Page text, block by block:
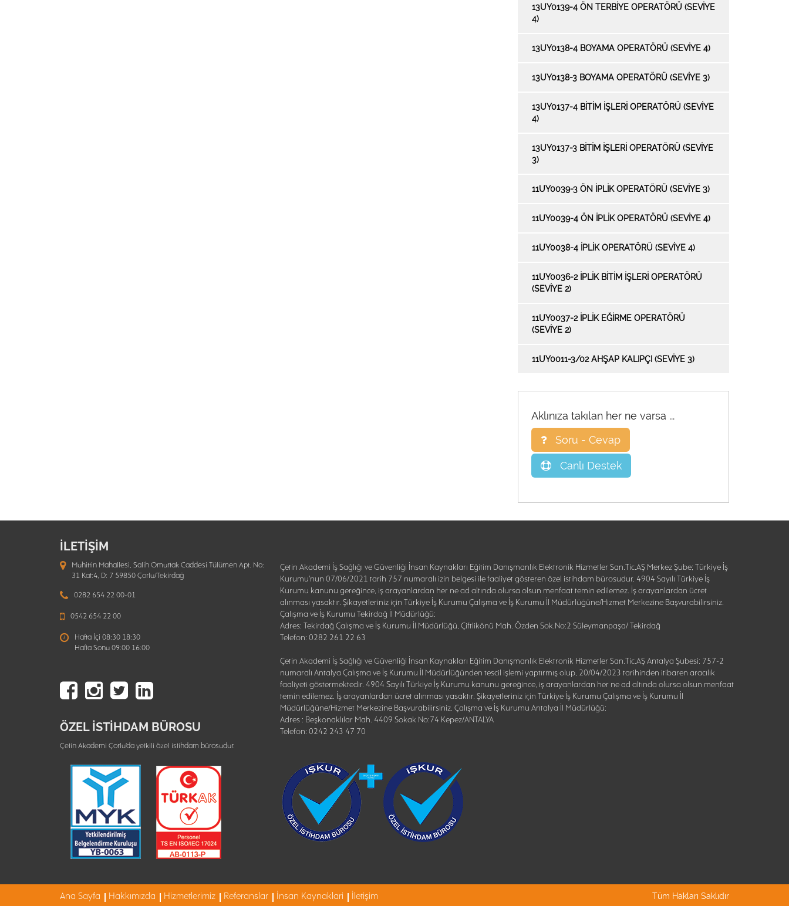
13UY0139-4 ÖN TERBİYE OPERATÖRÜ (SEVIYE
4)
13UY0138-4 BOYAMA OPERATÖRÜ (SEVIYE 4)
13UY0138-3 BOYAMA OPERATÖRÜ (SEVIYE 3)
13UY0137-4 BİTİM İŞLERİ OPERATÖRÜ (SEVIYE
4)
13UY0137-3 BİTİM İŞLERİ OPERATÖRÜ (SEVIYE
3)
11UY0039-3 ÖN İPLİK OPERATÖRÜ (SEVIYE 3)
11UY0039-4 ÖN İPLİK OPERATÖRÜ (SEVIYE 4)
11UY0038-4 İPLİK OPERATÖRÜ (SEVIYE 4)
11UY0036-2 İPLİK BİTİM İŞLERİ OPERATÖRÜ
(SEVIYE 2)
11UY0037-2 İPLİK EĞİRME OPERATÖRÜ
(SEVIYE 2)
11UY0011-3/02 AHŞAP KALIPÇI (SEVİYE 3)
Aklınıza takılan her ne varsa ...
Soru - Cevap
Canlı Destek
İLETİŞİM
Muhittin Mahallesi, Salih Omurtak Caddesi Tülümen Apt. No:
31 Kat:4, D: 7 59850 Çorlu/Tekirdağ
0282 654 22 00-01
0542 654 22 00
Hafta İçi 08:30 18:30
Hafta Sonu 09:00 16:00
ÖZEL İSTİHDAM BÜROSU
Çetin Akademi Çorlu'da yetkili özel istihdam bürosudur.
Çetin Akademi İş Sağlığı ve Güvenliği İnsan Kaynakları Eğitim Danışmanlık Elektronik Hizmetler San.Tic.AŞ Merkez Şube; Türkiye İş
Kurumu'nun 07/06/2021 tarih 757 numaralı izin belgesi ile faaliyet gösteren özel istihdam bürosudur. 4904 Sayılı Türkiye İş
Kurumu kanunu gereğince, iş arayanlardan her ne ad altında olursa olsun menfaat temin edilemez. İş arayanlardan ücret
alınması yasaktır. Şikayetleriniz için Türkiye İş Kurumu Çalışma ve İş Kurumu İl Müdürlüğüne/Hizmet Merkezine Başvurabilirsiniz.
Çalışma ve İş Kurumu Tekirdağ İl Müdürlüğü:
Adres: Tekirdağ Çalışma ve İş Kurumu İl Müdürlüğü, Çiftlikönü Mah. Özden Sok.No:2 Süleymanpaşa/ Tekirdağ
Telefon: 0282 261 22 63
Çetin Akademi İş Sağlığı ve Güvenliği İnsan Kaynakları Eğitim Danışmanlık Elektronik Hizmetler San.Tic.AŞ Antalya Şubesi: 757-2
numaralı Antalya Çalışma ve İş Kurumu İl Müdürlüğünden tescil işlemi yaptırmış olup, 20/04/2023 tarihinden itibaren aracılık
faaliyeti göstermektedir. 4904 Sayılı Türkiye İş Kurumu kanunu gereğince, iş arayanlardan her ne ad altında olursa olsun menfaat
temin edilemez. İş arayanlardan ücret alınması yasaktır. Şikayetleriniz için Türkiye İş Kurumu Çalışma ve İş Kurumu İl
Müdürlüğüne/Hizmet Merkezine Başvurabilirsiniz. Çalışma ve İş Kurumu Antalya İl Müdürlüğü:
Adres : Beşkonaklılar Mah. 4409 Sokak No:74 Kepez/ANTALYA
Telefon: 0242 243 47 70
Ana Sayfa Hakkımızda Hizmetlerimiz Referanslar İnsan Kaynaklari İletişim Tüm Hakları Saklıdır